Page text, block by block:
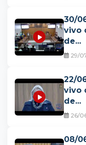
30/
vivo
de...
29/
22/
vivo
de...
26/
08/